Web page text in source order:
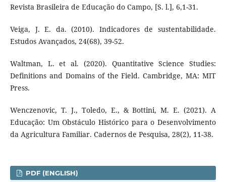
Revista Brasileira de Educação do Campo, [S. l.], 6,1-31.
Veiga, J. E. da. (2010). Indicadores de sustentabilidade.
Estudos Avançados, 24(68), 39-52.
Waltman, L. et al. (2020). Quantitative Science Studies:
Definitions and Domains of the Field. Cambridge, MA: MIT
Press.
Wenczenovic, T. J., Toledo, E., & Bottini, M. E. (2021). A
Educação: Um Obstáculo Histórico para o Desenvolvimento
da Agricultura Familiar. Cadernos de Pesquisa, 28(2), 11-38.
PDF (ENGLISH)